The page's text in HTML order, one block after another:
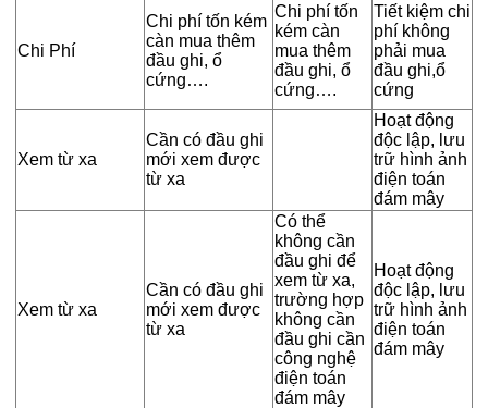
Chi Phí
Chi phí tốn kém
càn mua thêm
đầu ghi, ổ
cứng….
Chi phí tốn
kém càn
mua thêm
đầu ghi, ổ
cứng….
Tiết kiệm chi
phí không
phải mua
đầu ghi,ổ
cứng
Xem từ xa
Cần có đầu ghi
mới xem được
từ xa
Hoạt động
độc lập, lưu
trữ hình ảnh
điện toán
đám mây
Xem từ xa
Cần có đầu ghi
mới xem được
từ xa
Có thể
không cần
đầu ghi để
xem từ xa,
trường hợp
không cần
đầu ghi cần
công nghệ
điện toán
đám mây
Hoạt động
độc lập, lưu
trữ hình ảnh
điện toán
đám mây